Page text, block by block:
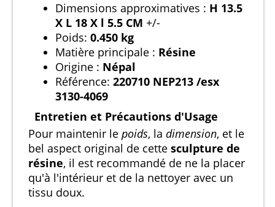
Dimensions approximatives : H 13.5
X L 18 X l 5.5 CM +/-
Poids: 0.450 kg
Matière principale : Résine
Origine : Népal
Référence: 220710 NEP213 /esx
3130-4069
Entretien et Précautions d'Usage
Pour maintenir le poids, la dimension, et le
bel aspect original de cette sculpture de
résine, il est recommandé de ne la placer
qu'à l'intérieur et de la nettoyer avec un
tissu doux.